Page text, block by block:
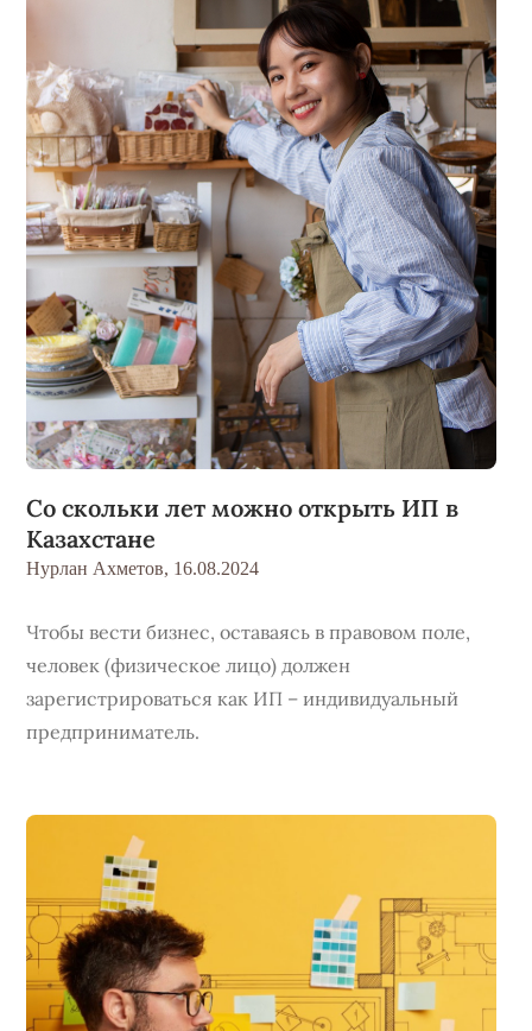
Со скольки лет можно открыть ИП в
Казахстане
Нурлан Ахметов, 16.08.2024
Чтобы вести бизнес, оставаясь в правовом поле,
человек (физическое лицо) должен
зарегистрироваться как ИП – индивидуальный
предприниматель.